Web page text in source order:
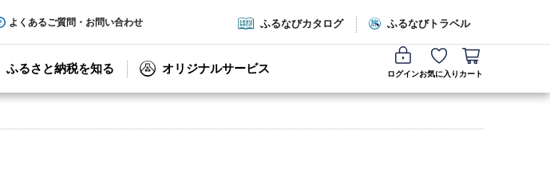
よくあるご質問・お問い合わせ ふるなびカタログ ふるなびトラベル
ふるさと納税を知る オリジナルサービス ログインお気に入り カート